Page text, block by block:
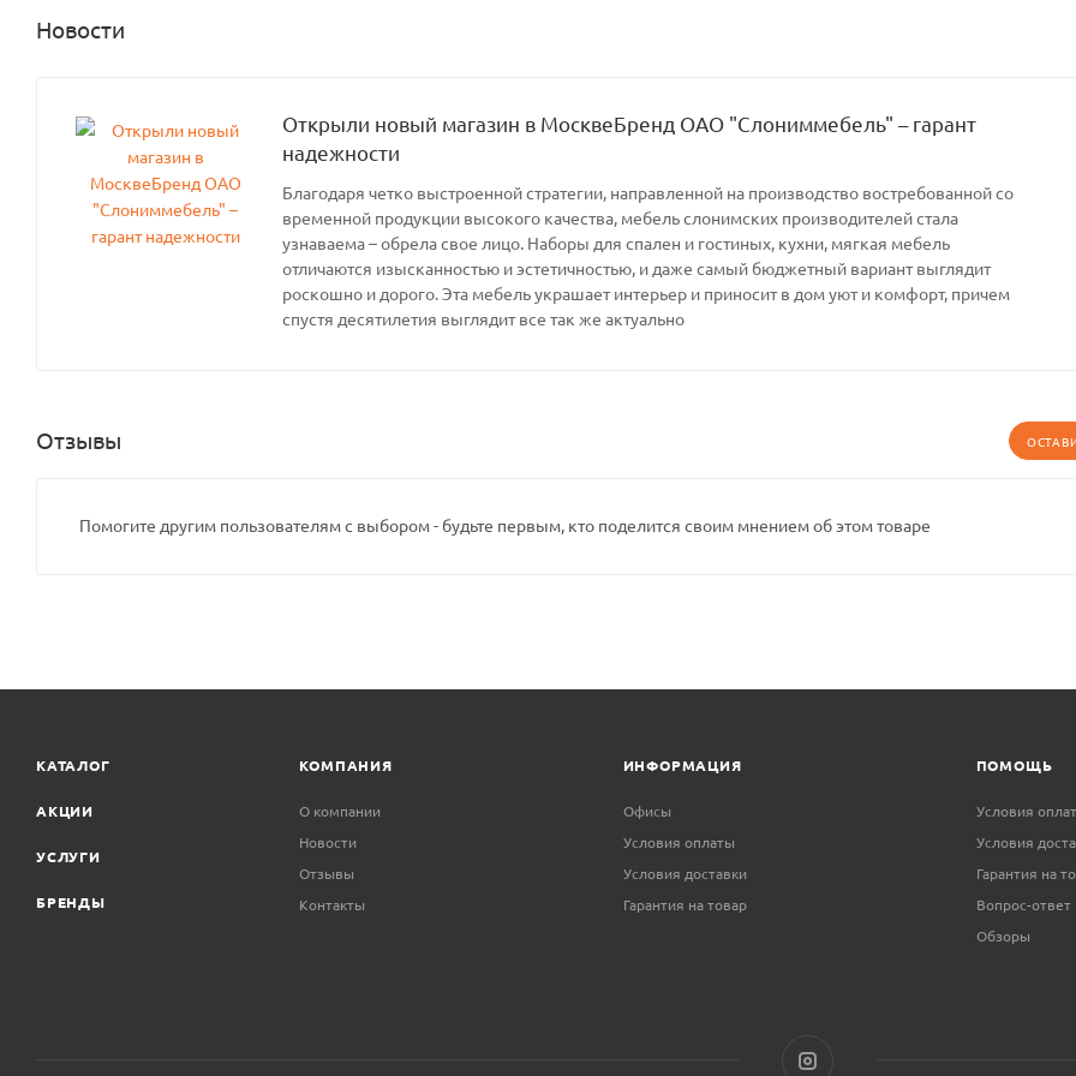
Новости
Открыли новый магазин в МосквеБренд ОАО "Слониммебель" – гарант
надежности
Благодаря четко выстроенной стратегии, направленной на производство востребованной со
временной продукции высокого качества, мебель слонимских производителей стала
узнаваема – обрела свое лицо. Наборы для спален и гостиных, кухни, мягкая мебель
отличаются изысканностью и эстетичностью, и даже самый бюджетный вариант выглядит
роскошно и дорого. Эта мебель украшает интерьер и приносит в дом уют и комфорт, причем
спустя десятилетия выглядит все так же актуально
Отзывы
Помогите другим пользователям с выбором - будьте первым, кто поделится своим мнением об этом товаре
КАТАЛОГ
АКЦИИ
УСЛУГИ
БРЕНДЫ
КОМПАНИЯ
О компании
Новости
Отзывы
Контакты
ИНФОРМАЦИЯ
Офисы
Условия оплаты
Условия доставки
Гарантия на товар
ПОМОЩЬ
Условия
Условия
Гарантия на
Вопрос-ответ
Обзоры